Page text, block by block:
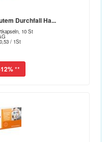
Durchfall Ha...
10 St
/ 1St
**